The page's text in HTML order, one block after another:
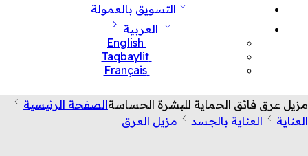
التسويق بالعمولة
العربية
English
Taqbaylit
Français
مزيل عرق فائق الحماية للبشرة الحساسةالصفحة الرئيسية
العناية
العناية بالجسد مزيل العرق